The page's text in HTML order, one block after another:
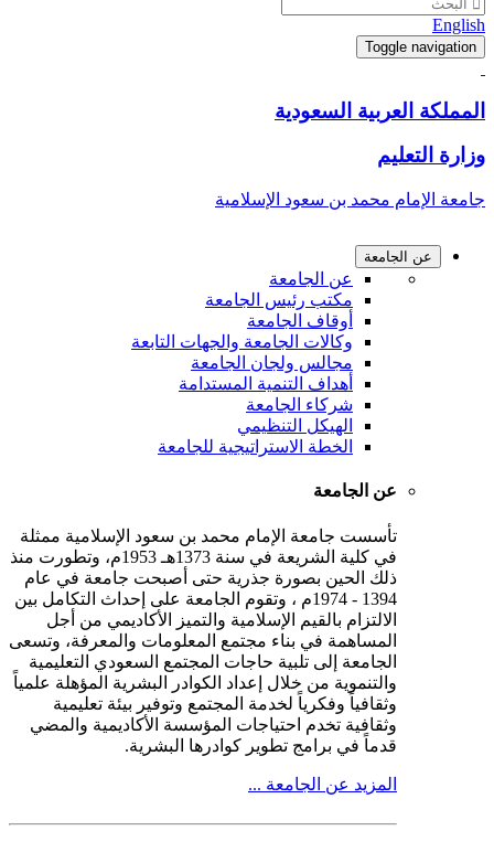
English
Toggle navigation
المملكة العربية السعودية
وزارة التعليم
جامعة الإمام محمد بن سعود الإسلامية
عن الجامعة
عن الجامعة
مكتب رئيس الجامعة
أوقاف الجامعة
وكالات الجامعة والجهات التابعة
مجالس ولجان الجامعة
أهداف التنمية المستدامة
شركاء الجامعة
الهيكل التنظيمي
الخطة الاستراتيجية للجامعة
عن الجامعة
تأسست جامعة الإمام محمد بن سعود الإسلامية ممثلة
في كلية الشريعة في سنة 1373هـ 1953م، وتطورت منذ
ذلك الحين بصورة جذرية حتى أصبحت جامعة في عام
1394 - 1974م ، وتقوم الجامعة على إحداث التكامل بين
الالتزام بالقيم الإسلامية والتميز الأكاديمي من أجل
المساهمة في بناء مجتمع المعلومات والمعرفة، وتسعى
الجامعة إلى تلبية حاجات المجتمع السعودي التعليمية
والتنموية من خلال إعداد الكوادر البشرية المؤهلة علمياً
وثقافياً وفكرياً لخدمة المجتمع وتوفير بيئة تعليمية
وثقافية تخدم احتياجات المؤسسة الأكاديمية والمضي
قدماً في برامج تطوير كوادرها البشرية.
المزيد عن الجامعة ...